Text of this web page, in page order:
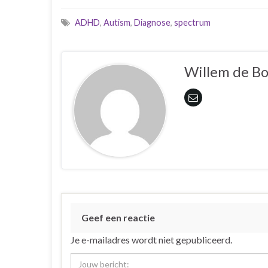
ADHD, Autism, Diagnose, spectrum
Willem de
Geef een reactie
Je e-mailadres wordt niet gepubliceerd.